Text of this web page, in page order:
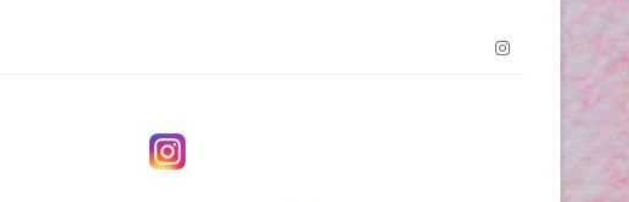
Instagram